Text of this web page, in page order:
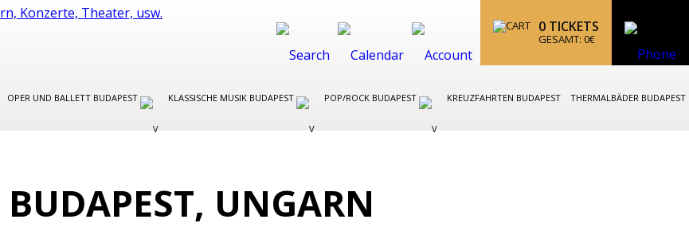
0 TICKETS
GESAMT: 0€
OPER UND BALLETT BUDAPEST KLASSISCHE MUSIK BUDAPEST POP/ROCK BUDAPEST KREUZFAHRTEN BUDAPEST THERMALBÄDER BUDAPEST
UNGARN